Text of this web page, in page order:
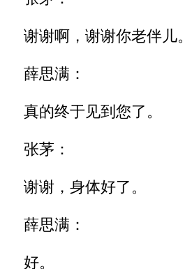
谢谢啊，谢谢你老伴儿。
薛思满：
真的终于见到您了。
张茅：
谢谢，身体好了。
薛思满：
好。